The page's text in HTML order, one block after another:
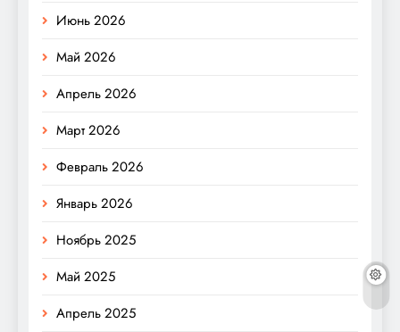
Июнь 2026
Май 2026
Апрель 2026
Март 2026
Февраль 2026
Январь 2026
Ноябрь 2025
Май 2025
Апрель 2025